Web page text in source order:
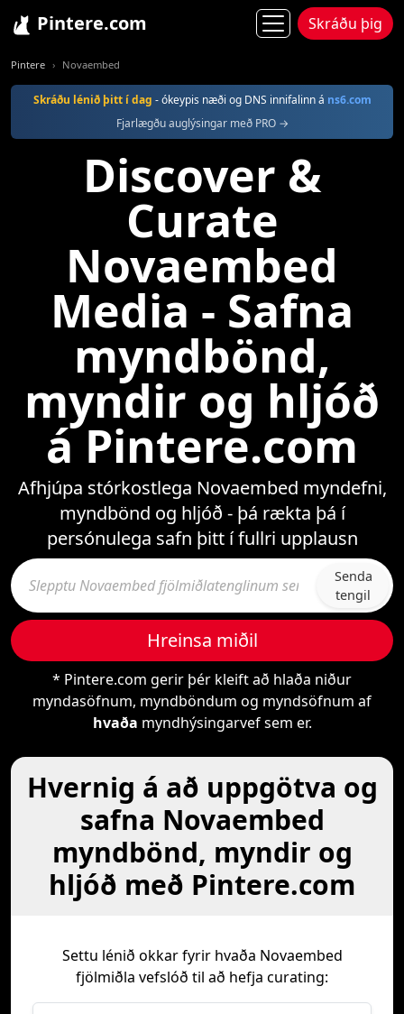
Pintere.com Skráðu þig
Pintere Novaembed
Skráðu lénið þitt í dag - ókeypis næði og DNS innifalinn á ns6.com
Fjarlægðu auglýsingar með PRO →
Discover &
Curate
Novaembed
Media - Safna
myndbönd,
myndir og hljóð
á Pintere.com
Afhjúpa stórkostlega Novaembed myndefni,
myndbönd og hljóð - þá rækta þá í
persónulega safn þitt í fullri upplausn
Senda
tengil
Hreinsa miðil
* Pintere.com gerir þér kleift að hlaða niður
myndasöfnum, myndböndum og myndsöfnum af
hvaða myndhýsingarvef sem er.
Hvernig á að uppgötva og
safna Novaembed
myndbönd, myndir og
hljóð með Pintere.com
Settu lénið okkar fyrir hvaða Novaembed
fjölmiðla vefslóð til að hefja curating: